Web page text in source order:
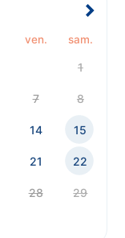
ven. sam.
1
7 8
14 15
21 22
28 29